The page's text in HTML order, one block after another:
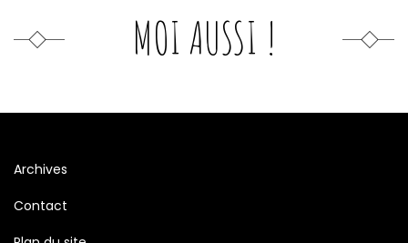
MOI AUSSI !
Archives
Contact